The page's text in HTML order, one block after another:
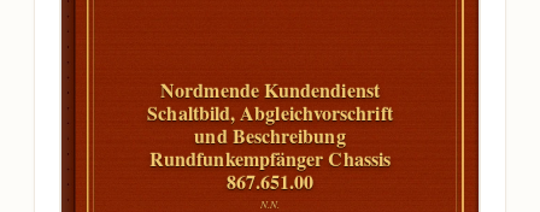
Nordmende Kundendienst
Schaltbild, Abgleichvorschrift
und Beschreibung
Rundfunkempfänger Chassis
867.651.00
N.N.